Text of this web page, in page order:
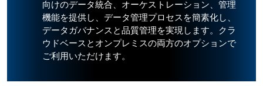
向けのデータ統合、オーケストレーション、管理
機能を提供し、データ管理プロセスを簡素化し、
データガバナンスと品質管理を実現します。クラ
ウドベースとオンプレミスの両方のオプションで
ご利用いただけます。